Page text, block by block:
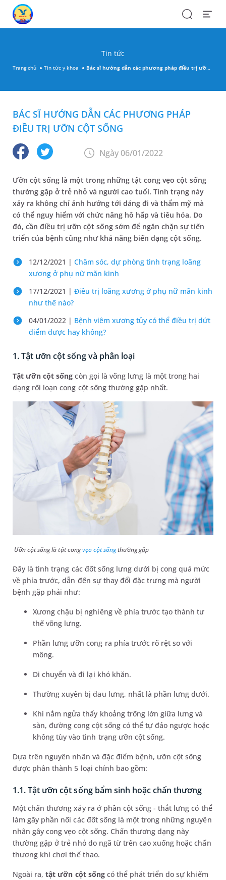
SearchOpen
Tin tức
Trang chủ Tin tức y khoa Bác sĩ hướng dẫn các phương pháp điều trị ưỡn cột sống
BÁC SĨ HƯỚNG DẪN CÁC PHƯƠNG PHÁP
ĐIỀU TRỊ ƯỠN CỘT SỐNG
Ngày 06/01/2022
Ưỡn cột sống là một trong những tật cong vẹo cột sống
thường gặp ở trẻ nhỏ và người cao tuổi. Tình trạng này
xảy ra không chỉ ảnh hưởng tới dáng đi và thẩm mỹ mà
có thể nguy hiểm với chức năng hô hấp và tiêu hóa. Do
đó, cần điều trị ưỡn cột sống sớm để ngăn chặn sự tiến
triển của bệnh cũng như khả năng biến dạng cột sống.
12/12/2021 | Chăm sóc, dự phòng tình trạng loãng
xương ở phụ nữ mãn kinh
17/12/2021 | Điều trị loãng xương ở phụ nữ mãn kinh
như thế nào?
04/01/2022 | Bệnh viêm xương tủy có thể điều trị dứt
điểm được hay không?
1. Tật ưỡn cột sống và phân loại
Tật ưỡn cột sống còn gọi là võng lưng là một trong hai
dạng rối loạn cong cột sống thường gặp nhất.
Ưỡn cột sống là tật congvẹo cột sốngthường gặp
Đây là tình trạng các đốt sống lưng dưới bị cong quá mức
về phía trước, dẫn đến sự thay đổi đặc trưng mà người
bệnh gặp phải như:
Xương chậu bị nghiêng về phía trước tạo thành tư
thế võng lưng.
Phần lưng ưỡn cong ra phía trước rõ rệt so với
mông.
Di chuyển và đi lại khó khăn.
Thường xuyên bị đau lưng, nhất là phần lưng dưới.
Khi nằm ngửa thấy khoảng trống lớn giữa lưng và
sàn, đường cong cột sống có thể tự đảo ngược hoặc
không tùy vào tình trạng ưỡn cột sống.
Dựa trên nguyên nhân và đặc điểm bệnh, ưỡn cột sống
được phân thành 5 loại chính bao gồm:
1.1. Tật ưỡn cột sống bẩm sinh hoặc chấn thương
Một chấn thương xảy ra ở phần cột sống - thắt lưng có thể
làm gãy phần nối các đốt sống là một trong những nguyên
nhân gây cong vẹo cột sống. Chấn thương dạng này
thường gặp ở trẻ nhỏ do ngã từ trên cao xuống hoặc chấn
thương khi chơi thể thao.
Ngoài ra,tật ưỡn cột sống có thể phát triển do sự khiếm